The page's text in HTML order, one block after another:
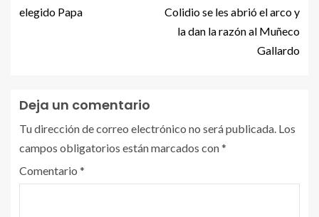
elegido Papa
Colidio se les abrió el arco y
la dan la razón al Muñeco
Gallardo
Deja un comentario
Tu dirección de correo electrónico no será publicada. Los
campos obligatorios están marcados con*
Comentario *